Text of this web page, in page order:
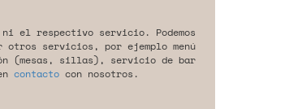
el respectivo servicio. Podemos
otros servicios, por ejemplo menú
(mesas, sillas), servicio de bar
contactocon nosotros.